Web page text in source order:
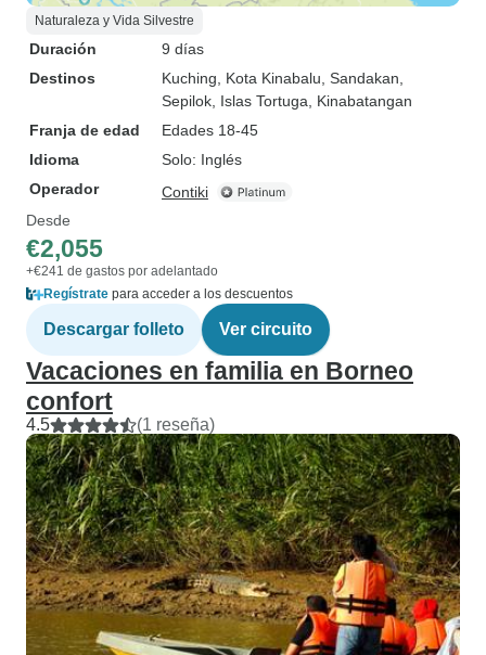
Naturaleza y Vida Silvestre
Duración
9 días
Destinos
Kuching , Kota Kinabalu , Sandakan
Sepilok , Islas Tortuga , Kinabatangan
Franja de edad
Edades 18-45
Idioma
Solo: Inglés
Operador
Contiki
Desde
€2,055
+€241 de gastos por adelantado
Regístrate para acceder a los descuentos
Descargar folleto Ver circuito
Vacaciones en familia en Borneo
confort
4.5 (1 reseña)